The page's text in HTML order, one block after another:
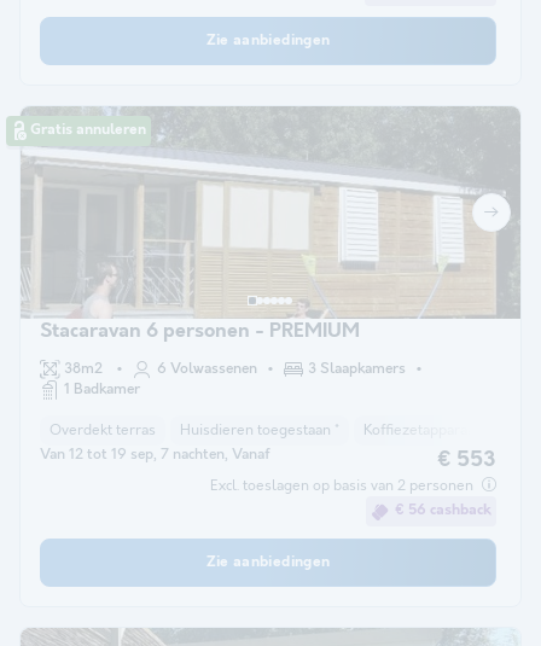
Zie aanbiedingen
Gratis annuleren
Stacaravan 6 personen - PREMIUM
38m2 6 Volwassenen
3 Slaapkamers
1 Badkamer
Overdekt terras Huisdieren toegestaan * Koffiezetapparaat
Van 12 tot 19 sep, 7 nachten, Vanaf € 553
Excl. toeslagen op basis van 2 personen
€ 56 cashback
Zie aanbiedingen